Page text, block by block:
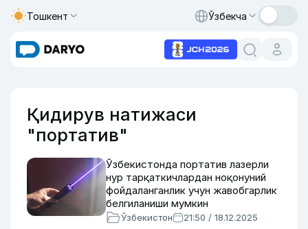
Тошкент Ўзбекча
Қидирув натижаси
"портатив"
Ўзбекистонда портатив лазерли
нур тарқаткичлардан ноқонуний
фойдаланганлик учун жавобгарлик
белгиланиши мумкин
Ўзбекистон 21:50 / 18.12.2025